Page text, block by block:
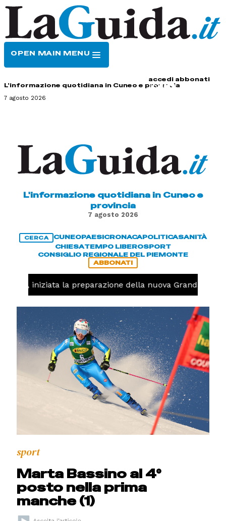
OPEN MAIN MENU
accedi abbonati
L'informazione quotidiana in Cuneo e provincia
7 agosto 2026
L'informazione quotidiana in Cuneo e
provincia
7 agosto 2026
CERCA CUNEOPAESICRONACAPOLITICASANITÀ
CHIESATEMPO LIBEROSPORT
CONSIGLIO REGIONALE DEL PIEMONTE
ABBONATI
iniziata la preparazione della nuova Granda Volley
sport
Marta Bassino al 4°
posto nella prima
manche (1)